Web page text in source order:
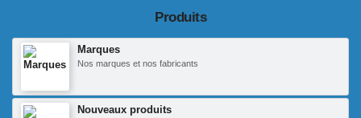
Produits
Marques
Nos marques et nos fabricants
Nouveaux produits